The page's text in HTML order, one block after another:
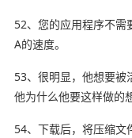
52、您的应用程序不需
A的速度。
53、很明显，他想要被
他为什么他要这样做的
54、下载后，将压缩文